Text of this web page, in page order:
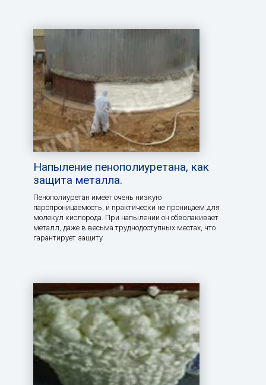
Напыление пенополиуретана, как
защита металла.
Пенополиуретан имеет очень низкую
паропроницаемость, и практически не проницаем для
молекул кислорода. При напылении он обволакивает
металл, даже в весьма труднодоступных местах, что
гарантирует защиту